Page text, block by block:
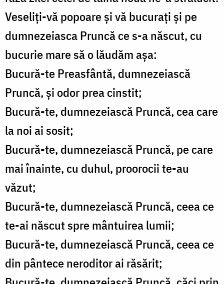
Veseliți-vă popoare și vă bucurați și pe
dumnezeiasca Pruncă ce s-a născut, cu
bucurie mare să o lăudăm așa:
Bucură-te Preasfântă, dumnezeiască
Pruncă, și odor prea cinstit;
Bucură-te, dumnezeiască Pruncă, cea care
la noi ai sosit;
Bucură-te, dumnezeiască Pruncă, pe care
mai înainte, cu duhul, proorocii te-au
văzut;
Bucură-te, dumnezeiască Pruncă, ceea ce
te-ai născut spre mântuirea lumii;
Bucură-te, dumnezeiască Pruncă, ceea ce
din pântece neroditor ai răsărit;